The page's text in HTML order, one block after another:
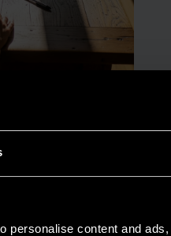
personalise content and